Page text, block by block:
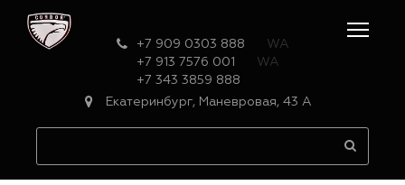
+7 909 0303 888
WA
+7 913 7576 001
WA
+7 343 3859 888
Екатеринбург, Маневровая, 43 А